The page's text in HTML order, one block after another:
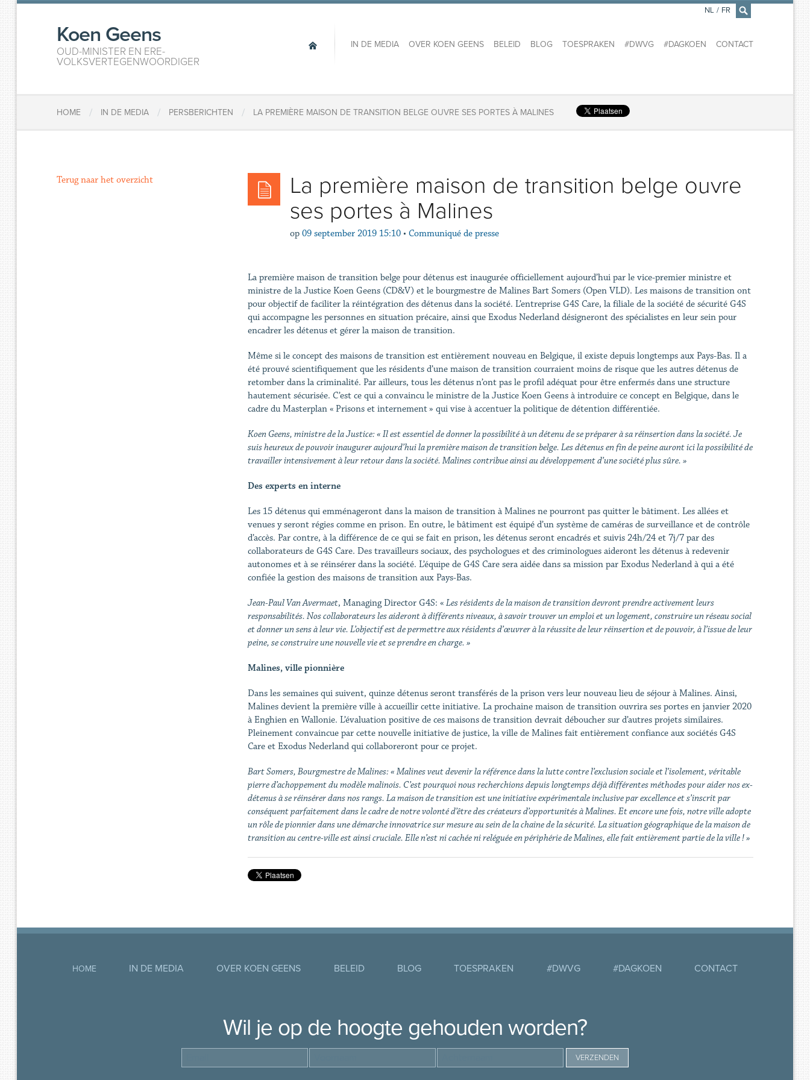
×
Koen Geens
OUD-MINISTER EN ERE-
VOLKSVERTEGENWOORDIGER
IN DE MEDIA OVER KOEN GEENS BELEID BLOG TOESPRAKEN #DWVG #DAGKOEN CONTACT
NL / FR
HOME / IN DE MEDIA / PERSBERICHTEN / LA PREMIÈRE MAISON DE TRANSITION BELGE OUVRE SES PORTES À MALINES
La première maison de transition belge ouvre
ses portes à Malines
op 09 september 2019 15:10 • Communiqué de presse
La première maison de transition belge pour détenus est inaugurée officiellement aujourd’hui par le vice-premier ministre et
ministre de la Justice Koen Geens (CD&V) et le bourgmestre de Malines Bart Somers (Open VLD). Les maisons de transition ont
pour objectif de faciliter la réintégration des détenus dans la société. L’entreprise G4S Care, la filiale de la société de sécurité G4S
qui accompagne les personnes en situation précaire, ainsi que Exodus Nederland désigneront des spécialistes en leur sein pour
encadrer les détenus et gérer la maison de transition.
Même si le concept des maisons de transition est entièrement nouveau en Belgique, il existe depuis longtemps aux Pays-Bas. Il a
été prouvé scientifiquement que les résidents d’une maison de transition courraient moins de risque que les autres détenus de
retomber dans la criminalité. Par ailleurs, tous les détenus n’ont pas le profil adéquat pour être enfermés dans une structure
hautement sécurisée. C’est ce qui a convaincu le ministre de la Justice Koen Geens à introduire ce concept en Belgique, dans le
cadre du Masterplan « Prisons et internement » qui vise à accentuer la politique de détention différentiée.
Koen Geens, ministre de la Justice: « Il est essentiel de donner la possibilité à un détenu de se préparer à sa réinsertion dans la société. Je
suis heureux de pouvoir inaugurer aujourd’hui la première maison de transition belge. Les détenus en fin de peine auront ici la possibilité de
travailler intensivement à leur retour dans la société. Malines contribue ainsi au développement d’une société plus sûre. »
Des experts en interne
Les 15 détenus qui emménageront dans la maison de transition à Malines ne pourront pas quitter le bâtiment. Les allées et
venues y seront régies comme en prison. En outre, le bâtiment est équipé d’un système de caméras de surveillance et de contrôle
d’accès. Par contre, à la différence de ce qui se fait en prison, les détenus seront encadrés et suivis 24h/24 et 7j/7 par des
collaborateurs de G4S Care. Des travailleurs sociaux, des psychologues et des criminologues aideront les détenus à redevenir
autonomes et à se réinsérer dans la société. L’équipe de G4S Care sera aidée dans sa mission par Exodus Nederland à qui a été
confiée la gestion des maisons de transition aux Pays-Bas.
Jean-Paul Van Avermaet, Managing Director G4S: « Les résidents de la maison de transition devront prendre activement leurs
responsabilités. Nos collaborateurs les aideront à différents niveaux, à savoir trouver un emploi et un logement, construire un réseau social
et donner un sens à leur vie. L’objectif est de permettre aux résidents d’œuvrer à la réussite de leur réinsertion et de pouvoir, à l’issue de leur
peine, se construire une nouvelle vie et se prendre en charge. »
Malines, ville pionnière
Dans les semaines qui suivent, quinze détenus seront transférés de la prison vers leur nouveau lieu de séjour à Malines. Ainsi,
Malines devient la première ville à accueillir cette initiative. La prochaine maison de transition ouvrira ses portes en janvier 2020
à Enghien en Wallonie. L’évaluation positive de ces maisons de transition devrait déboucher sur d’autres projets similaires.
Pleinement convaincue par cette nouvelle initiative de justice, la ville de Malines fait entièrement confiance aux sociétés G4S
Care et Exodus Nederland qui collaboreront pour ce projet.
Bart Somers, Bourgmestre de Malines: « Malines veut devenir la référence dans la lutte contre l’exclusion sociale et l’isolement, véritable
pierre d’achoppement du modèle malinois. C’est pourquoi nous recherchions depuis longtemps déjà différentes méthodes pour aider nos ex-
détenus à se réinsérer dans nos rangs. La maison de transition est une initiative expérimentale inclusive par excellence et s’inscrit par
conséquent parfaitement dans le cadre de notre volonté d’être des créateurs d’opportunités à Malines. Et encore une fois, notre ville adopte
un rôle de pionnier dans une démarche innovatrice sur mesure au sein de la chaine de la sécurité. La situation géographique de la maison de
transition au centre-ville est ainsi cruciale. Elle n’est ni cachée ni reléguée en périphérie de Malines, elle fait entièrement partie de la ville ! »
Terug naar het overzicht
HOME IN DE MEDIA OVER KOEN GEENS BELEID BLOG TOESPRAKEN #DWVG #DAGKOEN CONTACT
Wil je op de hoogte gehouden worden?